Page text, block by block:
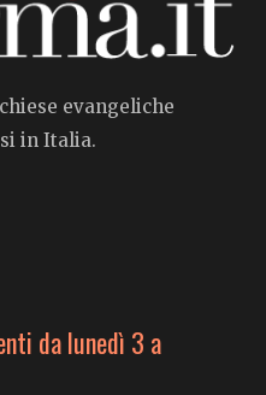
evangeliche
in Italia.
da lunedì 3 a